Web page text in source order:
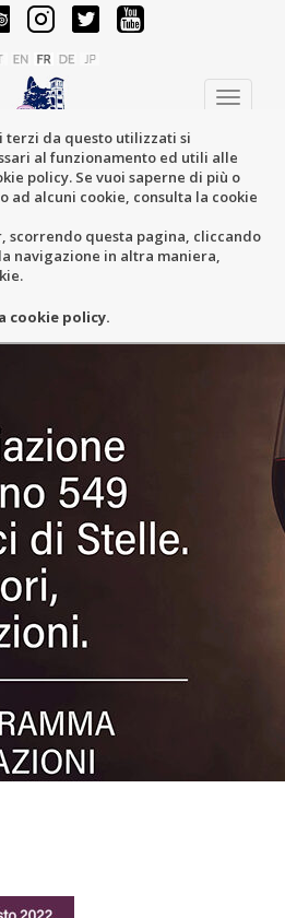
terzi da questo utilizzati si
al funzionamento ed utili alle
policy. Se vuoi saperne di più o
ad alcuni cookie, consulta la cookie
scorrendo questa pagina, cliccando
navigazione in altra maniera,
cookie policy.
Toggle